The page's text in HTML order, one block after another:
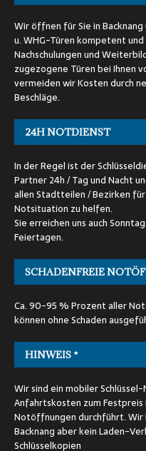
Wir öffnen für Sie in
u. WHG-Türen kompetent
Nachschulungen und
zugezogene Türen bei Ihnen
vermeiden wir Kosten durch
Beschläge.
24H NOTDIENST
In der Regel ist der
Partner 24h / Tag und Nacht
allen Stadtteilen / Bezirken
Notsituation zu helfen.
Sie erreichen uns auch
Feiertagen.
SCHADENFREIE
Ca. 90-95 % Prozent aller
können ohne Schaden
HINWEIS *
Wir sind ein mobiler
Anfahrtskosten zum Festpreis
Notöffnungen durchführt. Wir
Backnang aber kein Laden-
Schlüsselkopien